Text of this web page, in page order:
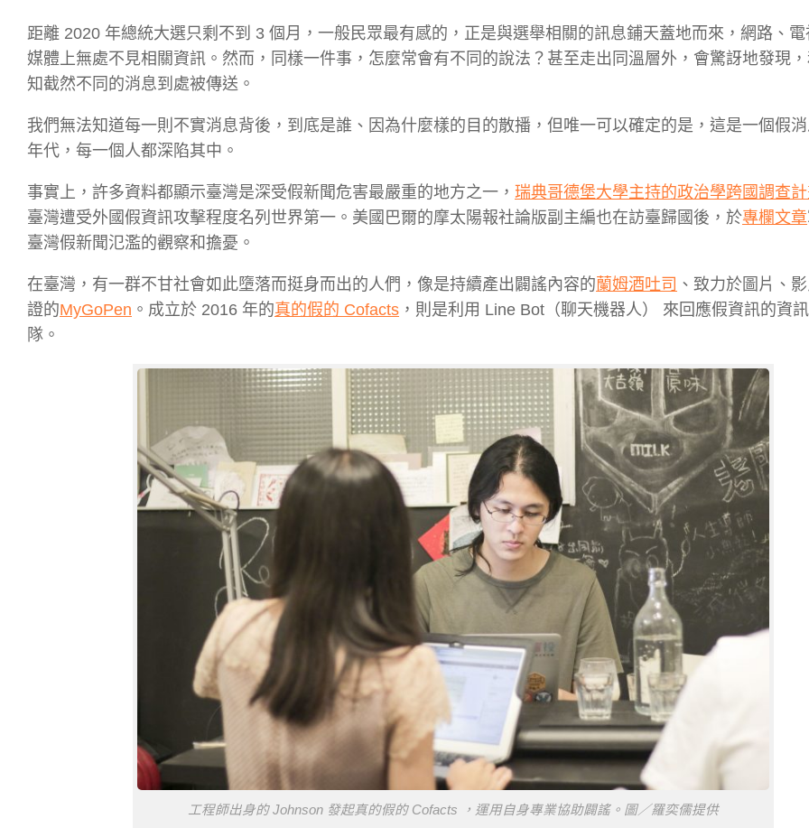
距離 2020 年總統大選只剩不到 3 個月，一般民眾最有感的，正是與選舉相關的訊息鋪天蓋地而來，網路、
媒體上無處不見相關資訊。然而，同樣一件事，怎麼常會有不同的說法？甚至走出同溫層外，會驚訝地發現
知截然不同的消息到處被傳送。
我們無法知道每一則不實消息背後，到底是誰、因為什麼樣的目的散播，但唯一可以確定的是，這是一個假
年代，每一個人都深陷其中。
事實上，許多資料都顯示臺灣是深受假新聞危害最嚴重的地方之一， 瑞典哥德堡大學主持的政治學跨國調查
臺灣遭受外國假資訊攻擊程度名列世界第一。美國巴爾的摩太陽報社論版副主編也在訪臺歸國後，於專欄文章
臺灣假新聞氾濫的觀察和擔憂。
在臺灣，有一群不甘社會如此墮落而挺身而出的人們，像是持續產出闢謠內容的蘭姆酒吐司 、致力於圖片、
證的MyGoPen 。成立於 2016 年的真的假的 Cofacts ，則是利用 Line Bot（聊天機器人） 來回應假資訊的資
隊。
工程師出身的 Johnson 發起真的假的 Cofacts ，運用自身專業協助闢謠。圖／羅奕儒提供